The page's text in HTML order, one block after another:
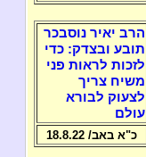
הרב יאיר נוסבכר
תובע ובצדק: כדי
לזכות לראות פני
משיח צריך
לצעוק לבורא
עולם
כ"א באב/ 18.8.22